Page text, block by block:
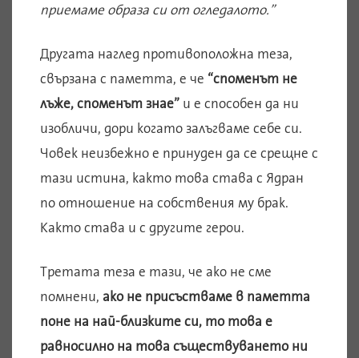
приемаме образа си от огледалото.”
Другата наглед противоположна теза,
свързана с паметта, е че “споменът не
лъже, споменът знае” и е способен да ни
изобличи, дори когато залъгваме себе си.
Човек неизбежно е принуден да се срещне с
тази истина, както това става с Ядран
по отношение на собствения му брак.
Както става и с другите герои.
Третата теза е тази, че ако не сме
помнени, ако не присъстваме в паметта
поне на най-близките си, то това е
равносилно на това съществуването ни